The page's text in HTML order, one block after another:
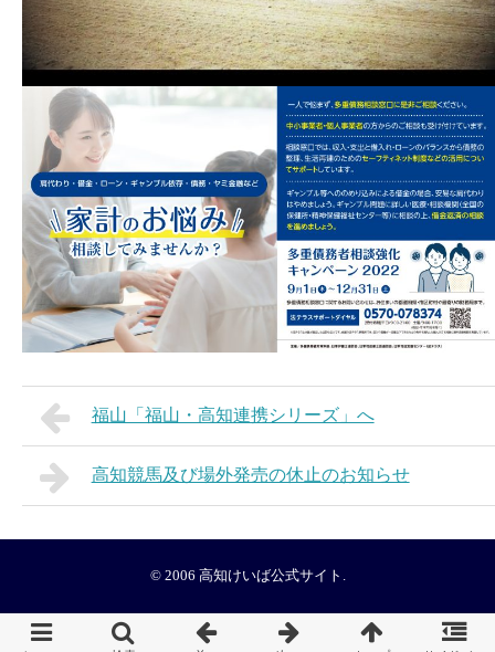
福山「福山・高知連携シリーズ」へ
高知競馬及び場外発売の休止のお知らせ
© 2006 高知けいば公式サイト .